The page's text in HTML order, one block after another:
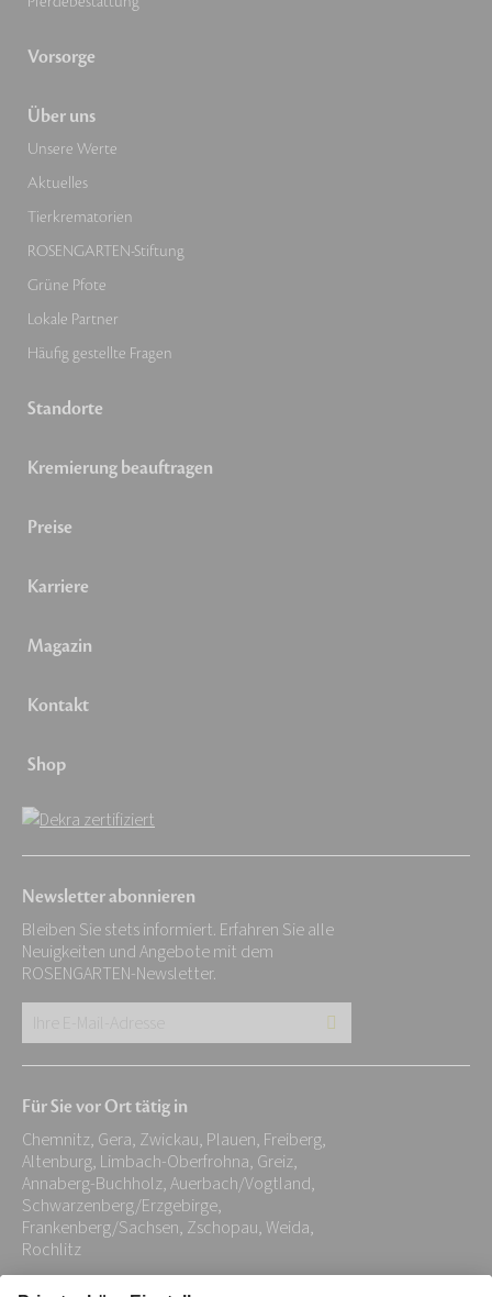
Vorsorge
Über uns
Unsere Werte
Aktuelles
Tierkrematorien
ROSENGARTEN-Stiftung
Grüne Pfote
Lokale Partner
Häufig gestellte Fragen
Standorte
Kremierung beauftragen
Preise
Karriere
Magazin
Kontakt
Shop
Newsletter abonnieren
Bleiben Sie stets informiert. Erfahren Sie alle
Neuigkeiten und Angebote mit dem
ROSENGARTEN-Newsletter.
Adresse:
*
Für Sie vor Ort tätig in
Chemnitz, Gera, Zwickau, Plauen, Freiberg,
Altenburg, Limbach-Oberfrohna, Greiz,
Annaberg-Buchholz, Auerbach/Vogtland,
Schwarzenberg/Erzgebirge,
Frankenberg/Sachsen, Zschopau, Weida,
Rochlitz